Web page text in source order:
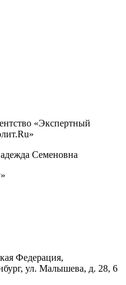
«Экспертный
Семеновна
Федерация,
, ул. Малышева, д. 28, 6